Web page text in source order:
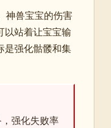
神兽宝宝的伤害
以站着让宝宝输
是强化骷髅和集
强化失败率